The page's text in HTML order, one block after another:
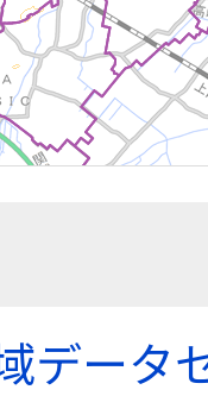
データ